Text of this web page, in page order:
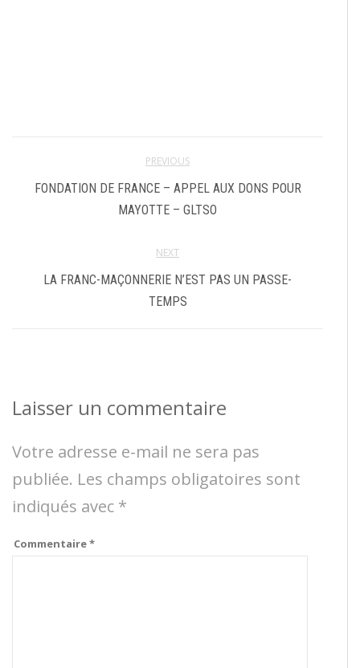
PREVIOUS
FONDATION DE FRANCE – APPEL AUX DONS POUR
MAYOTTE – GLTSO
NEXT
LA FRANC-MAÇONNERIE N’EST PAS UN PASSE-
TEMPS
Laisser un commentaire
Votre adresse e-mail ne sera pas
publiée. Les champs obligatoires sont
indiqués avec *
Commentaire*